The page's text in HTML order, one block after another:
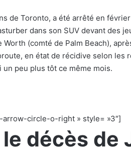
de Toronto, a été arrêté en
dans son SUV devant des
Worth (comté de Palm Beach),
en état de récidive selon les
peu plus tôt ce même mois.
arrow-circle-o-right » style= »3″]
décès de